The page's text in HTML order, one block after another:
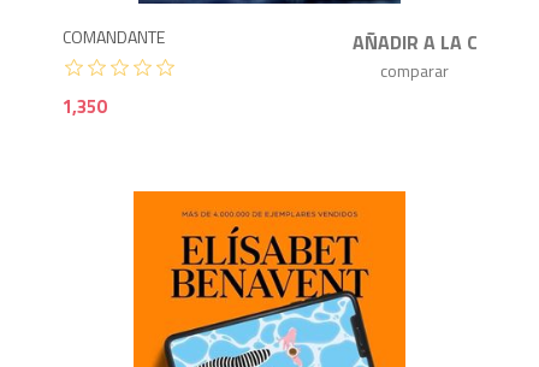
COMANDANTE
1,350